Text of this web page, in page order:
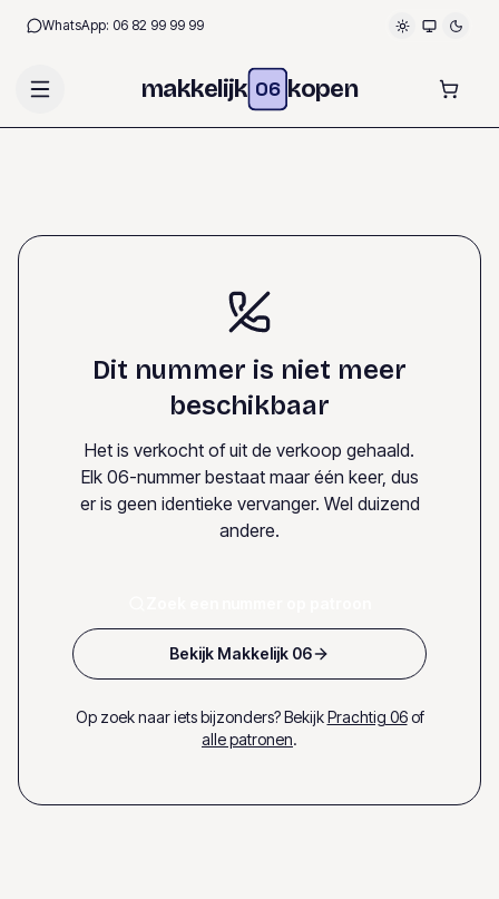
WhatsApp: 06 82 99 99 99
makkelijk 06 kopen
Dit nummer is niet meer
beschikbaar
Het is verkocht of uit de verkoop gehaald.
Elk 06-nummer bestaat maar één keer, dus
er is geen identieke vervanger. Wel duizend
andere.
Bekijk Makkelijk 06
Op zoek naar iets bijzonders? Bekijk Prachtig 06 of
alle patronen.